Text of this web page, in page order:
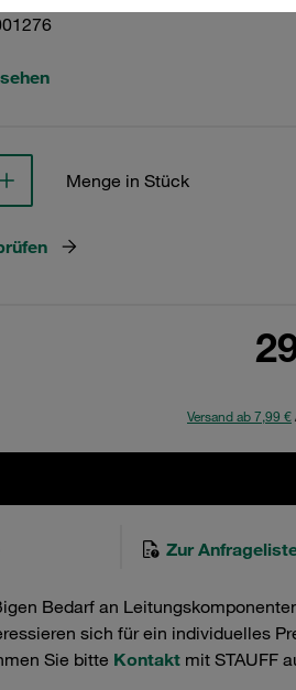
Menge in Stück
Versand ab 7,99 €
Zur
Bedarf an
sich für ein individuelles
Sie bitte Kontakt mit STAUFF